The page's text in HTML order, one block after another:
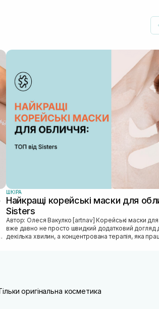
ШКIРА
Найкращі корейські маски для
Sisters
Автор: Олеся Вакулко [artnav] Корейськi маски для обличчя — це
вже давно не просто швидкий додатковий догляд
декiлька хвилин, а концентрована терапiя, яка
оригінальна косметика